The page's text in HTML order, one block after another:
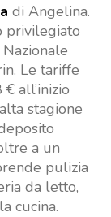
di Angelina.
privilegiato
Le tariffe
all’inizio
stagione
a un
pulizia
da letto,
cucina.